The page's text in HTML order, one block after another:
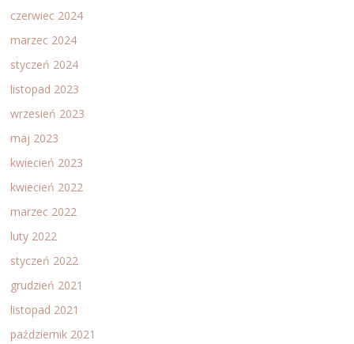
czerwiec 2024
marzec 2024
styczeń 2024
listopad 2023
wrzesień 2023
maj 2023
kwiecień 2023
kwiecień 2022
marzec 2022
luty 2022
styczeń 2022
grudzień 2021
listopad 2021
październik 2021